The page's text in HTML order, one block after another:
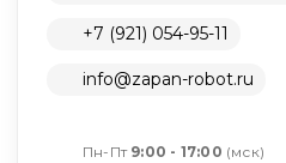
+7 (921) 054-95-11
info@zapan-robot.ru
Пн-Пт 9:00 - 17:00 (мск)